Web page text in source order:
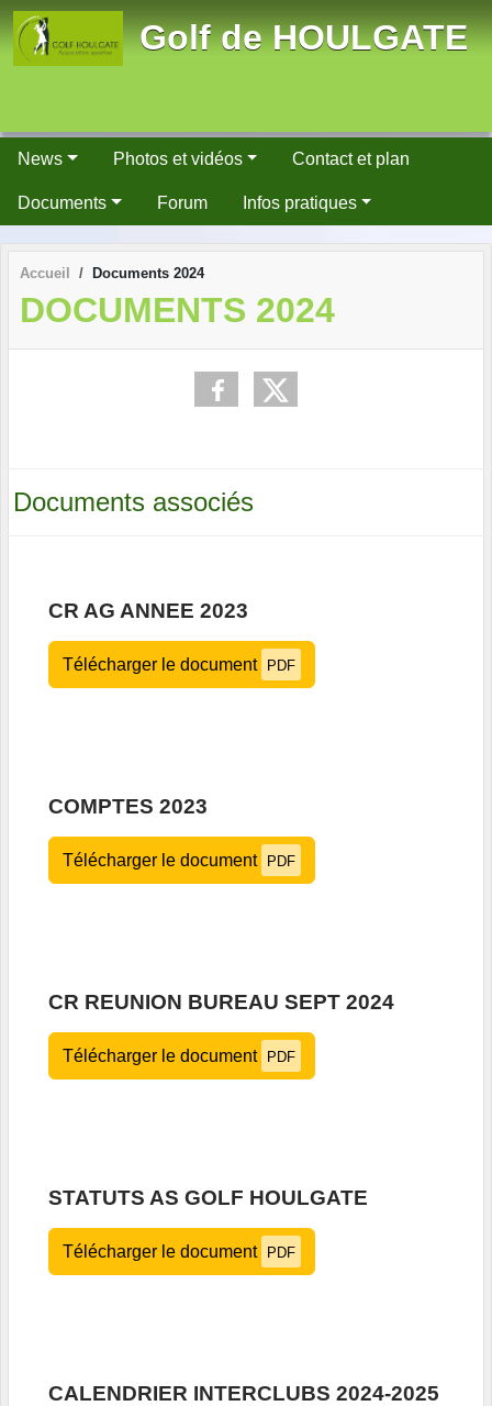
Golf de HOULGATE
News Photos et vidéos Contact et plan
Documents Forum Infos pratiques
Accueil Documents 2024
DOCUMENTS 2024
Documents associés
CR AG ANNEE 2023
Télécharger le document PDF
COMPTES 2023
Télécharger le document PDF
CR REUNION BUREAU SEPT 2024
Télécharger le document PDF
STATUTS AS GOLF HOULGATE
Télécharger le document PDF
CALENDRIER INTERCLUBS 2024-2025
Panneau de gestion des cookies